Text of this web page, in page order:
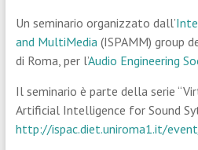
Un seminario organizzato dall’
and MultiMedia (ISPAMM) group
di Roma, per l’Audio Engineering
Il seminario è parte della serie
Artificial Intelligence for Sound
http://ispac.diet.uniroma1.it/